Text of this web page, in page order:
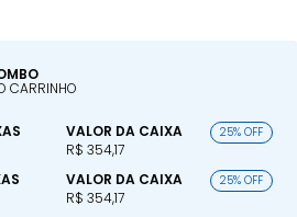
CARRINHO
VALOR DA CAIXA
R$ 354,17
25% OFF
VALOR DA CAIXA
R$ 354,17
25% OFF